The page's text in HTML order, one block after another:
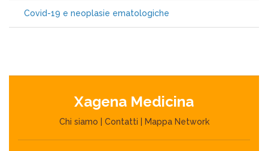
Covid-19 e neoplasie ematologiche
Xagena Medicina
Chi siamo Contatti Mappa Network